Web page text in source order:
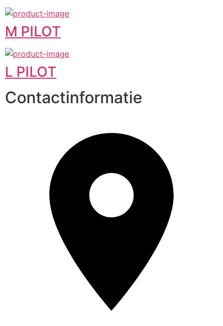
M PILOT
L PILOT
Contactinformatie